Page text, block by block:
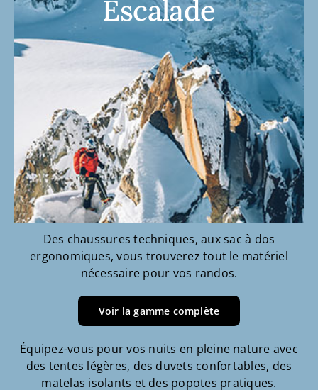
Escalade
Des chaussures techniques, aux sac à dos
ergonomiques, vous trouverez tout le matériel
nécessaire pour vos randos.
Voir la gamme complète
Équipez-vous pour vos nuits en pleine nature avec
des tentes légères, des duvets confortables, des
matelas isolants et des popotes pratiques.